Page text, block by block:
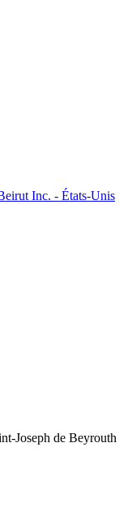
Inc. - États-Unis
Joseph de Beyrouth